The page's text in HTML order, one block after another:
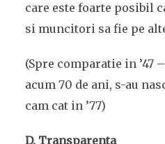
care este foarte posibil
si muncitori sa fie pe
(Spre comparatie in ’47
acum 70 de ani, s-au
cam cat in ’77)
D. Transparenta